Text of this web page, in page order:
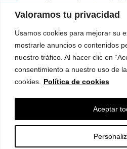
Valoramos tu privacidad
Usamos cookies para mejorar su
mostrarle anuncios o contenidos
nuestro tráfico. Al hacer clic en
consentimiento a nuestro uso de
cookies.
Política de cookies
Aceptar
preparado para detectar
comunicación fluida entre
sanitario a nivel local fue
respuesta inicial en
diaria rigurosa. Cada
pública de las cinco